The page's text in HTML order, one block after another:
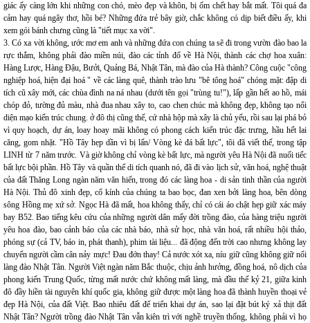
giác ấy càng lớn khi những con chó, mèo đẹp và khôn, bị ốm chết hay bắt mất. Tôi quá đa
cảm hay quá ngây thơ, hồi bé? Những đứa trẻ bây giờ, chắc không có dịp biết điều ấy, khi
xem gói bánh chưng cũng là "tiết mục xa vời".
3. Có xa vời không, ước mơ em anh và những đứa con chúng ta sẽ đi trong vườn đào bao la
rực thắm, không phải đào miền núi, đào các tỉnh đổ về Hà Nội, thành các chợ hoa xuân:
Hàng Lược, Hàng Đậu, Bưởi, Quảng Bá, Nhật Tân, mà đào của Hà thành? Công cuộc "công
nghiệp hoá, hiện đại hoá " về các làng quê, thành trào lưu "bê tông hoá" chóng mặt: đập di
tích cũ xây mới, các chùa đình na ná nhau (dưới tên gọi "trùng tu!"), lấp gần hết ao hồ, mái
chóp đỏ, tường đủ màu, nhà đua nhau xây to, cao chen chúc mà không đẹp, không tạo nổi
diện mạo kiến trúc chung. ở đô thị cũng thế, cứ nhà hộp mà xây là chủ yếu, rồi sau lại phá bỏ
vì quy hoạch, dự án, loay hoay mãi không có phong cách kiến trúc đặc trưng, hầu hết lai
căng, gom nhặt. "Hồ Tây hẹp dần vì bị lấn/ Vòng kè đá bất lực", tôi đã viết thế, trong tập
LINH từ 7 năm trước. Và giờ không chỉ vòng kè bất lực, mà người yêu Hà Nội đã nuối tiếc
bất lực bội phần. Hồ Tây và quần thể di tích quanh nó, đã đi vào lịch sử, văn hoá, nghệ thuật
của đất Thăng Long ngàn năm văn hiến, trong đó các làng hoa - di sản tinh thần của người
Hà Nội. Thủ đô xinh đẹp, cổ kính của chúng ta bao bọc, đan xen bởi làng hoa, bên dòng
sông Hồng mẹ xứ sở. Ngọc Hà đã mất, hoa không thấy, chỉ có cái áo chật hẹp giữ xác máy
bay B52. Bao tiếng kêu cứu của những người dân mấy đời trồng đào, của hàng triệu người
yêu hoa đào, bao cảnh báo của các nhà báo, nhà sử học, nhà văn hoá, rất nhiều hội thảo,
phóng sự (cả TV, báo in, phát thanh), phim tài liệu... đã động đến trời cao nhưng không lay
chuyển người cầm cân nảy mực! Đau đớn thay! Cả nước xót xa, níu giữ cũng không giữ nổi
làng đào Nhật Tân. Người Việt ngàn năm Bắc thuộc, chịu ảnh hưởng, đồng hoá, nô dịch của
phong kiến Trung Quốc, từng mất nước chứ không mất làng, mà đầu thế kỷ 21, giữa kinh
đô đầy hiền tài nguyên khí quốc gia, không giữ được một làng hoa đã thành huyền thoại vẻ
đẹp Hà Nội, của đất Việt. Bao nhiêu đất để triển khai dự án, sao lại đặt bút ký xả thịt đất
Nhật Tân? Người trồng đào Nhật Tân vẫn kiên trì với nghề truyền thống, không phải vì họ